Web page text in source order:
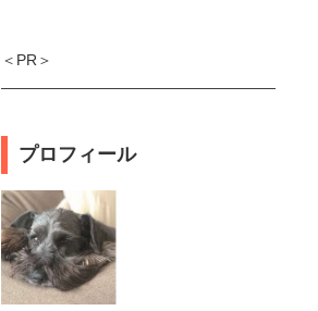
＜PR＞
――――――――――――――――――
プロフィール